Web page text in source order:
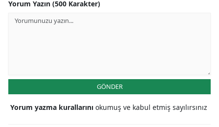
Yorum Yazın (500 Karakter)
GÖNDER
Yorum yazma kurallarını okumuş ve kabul etmiş sayılırsınız